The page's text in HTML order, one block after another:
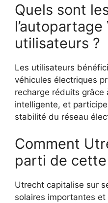
Quels sont
utilisateurs ?
Les utilisateurs
véhicules électriques
recharge réduits grâce
intelligente, et
stabilité du réseau
Comment
parti de
Utrecht capitalise sur
solaires importantes